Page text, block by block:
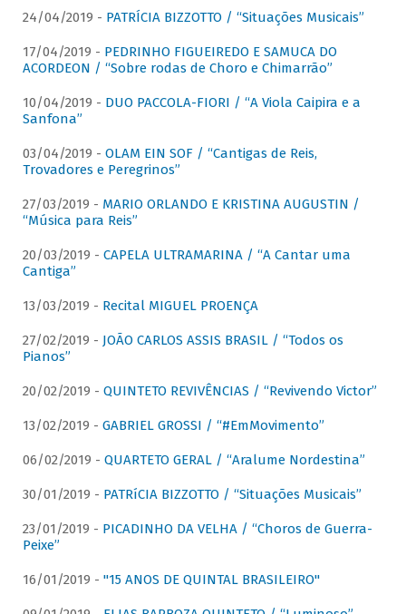
24/04/2019 - PATRÍCIA BIZZOTTO / “Situações Musicais”
17/04/2019 - PEDRINHO FIGUEIREDO E SAMUCA DO
ACORDEON / “Sobre rodas de Choro e Chimarrão”
10/04/2019 - DUO PACCOLA-FIORI / “A Viola Caipira e a
Sanfona”
03/04/2019 - OLAM EIN SOF / “Cantigas de Reis,
Trovadores e Peregrinos”
27/03/2019 - MARIO ORLANDO E KRISTINA AUGUSTIN /
“Música para Reis”
20/03/2019 - CAPELA ULTRAMARINA / “A Cantar uma
Cantiga”
13/03/2019 - Recital MIGUEL PROENÇA
27/02/2019 - JOÃO CARLOS ASSIS BRASIL / “Todos os
Pianos”
20/02/2019 - QUINTETO REVIVÊNCIAS / “Revivendo Victor”
13/02/2019 - GABRIEL GROSSI / “#EmMovimento”
06/02/2019 - QUARTETO GERAL / “Aralume Nordestina”
30/01/2019 - PATRíCIA BIZZOTTO / “Situações Musicais”
23/01/2019 - PICADINHO DA VELHA / “Choros de Guerra-
Peixe”
16/01/2019 - "15 ANOS DE QUINTAL BRASILEIRO"